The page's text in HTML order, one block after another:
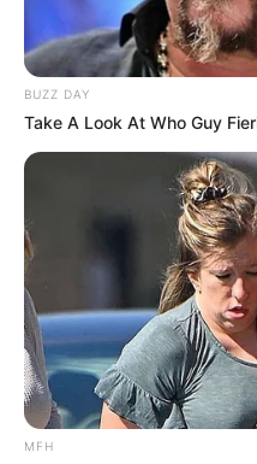
BUZZ DAY
Take A Look At Who Guy
MFH